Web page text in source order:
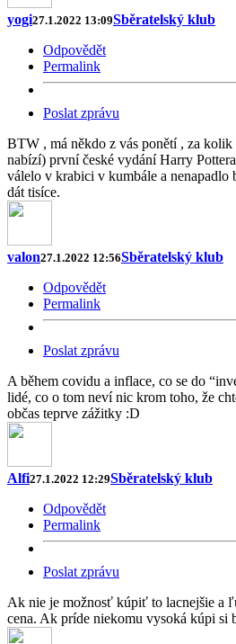
yogi27.1.2022 13:09Sběratelský klub
Odpovědět
Permalink
Poslat zprávu
BTW , má někdo z vás ponětí , za kolik
nabízí) první české vydání Harry
válelo v krabici v kumbále a nenapadlo
dát tisíce.
valon27.1.2022 12:56Sběratelský klub
Odpovědět
Permalink
Poslat zprávu
A během covidu a inflace, co se do
lidé, co o tom neví nic krom toho, že
občas teprve zážitky :D
Alfi27.1.2022 12:29Sběratelský klub
Odpovědět
Permalink
Poslat zprávu
Ak nie je možnosť kúpiť to lacnejšie a
cena. Ak príde niekomu vysoká kúpi si